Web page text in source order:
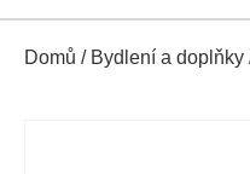
Domů / Bydlení a doplňky